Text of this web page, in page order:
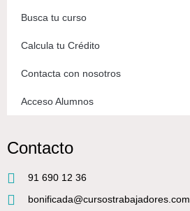
Busca tu curso
Calcula tu Crédito
Contacta con nosotros
Acceso Alumnos
Contacto
91 690 12 36
bonificada@cursostrabajadores.com